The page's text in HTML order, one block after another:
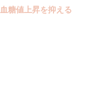
血糖値上昇を抑える